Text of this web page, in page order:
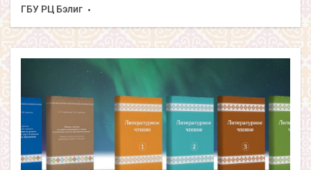
ГБУ РЦ Бэлиг